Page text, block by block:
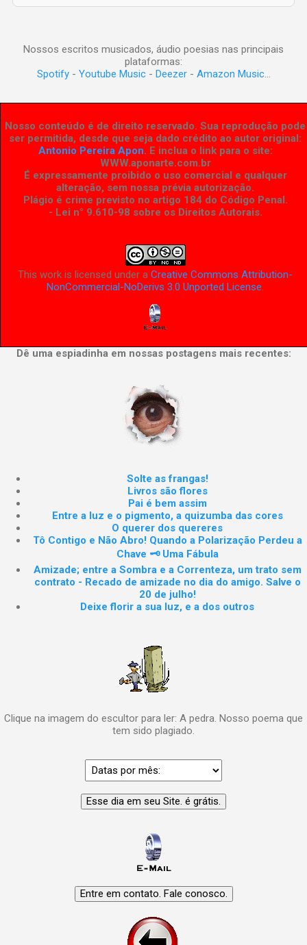
Nossos escritos musicados, áudio poesias nas principais
plataformas:
Spotify- Youtube Music- Deezer- Amazon Music...
Nosso conteúdo é de direito reservado. Sua reprodução pode
ser permitida, desde que seja dado crédito ao autor original:
Antonio Pereira Apon. E inclua o link para o site:
WWW.aponarte.com.br
É expressamente proibido o uso comercial e qualquer
alteração, sem nossa prévia autorização.
Plágio é crime previsto no artigo 184 do Código Penal.
- Lei n° 9.610-98 sobre os Direitos Autorais.
This work is licensed under aCreative Commons Attribution-
NonCommercial-NoDerivs 3.0 Unported License.
Dê uma espiadinha em nossas postagens mais recentes:
Solte as frangas!
Livros são flores
Pai é bem assim
Entre a luz e o pigmento, a quizumba das cores
O querer dos quereres
Tô Contigo e Não Abro! Quando a Polarização Perdeu a
Chave 🗝️ Uma Fábula
Amizade; entre a Sombra e a Correnteza, um trato sem
contrato - Recado de amizade no dia do amigo. Salve o
20 de julho!
Deixe florir a sua luz, e a dos outros
Clique na imagem do escultor para ler: A pedra. Nosso poema que
tem sido plagiado.